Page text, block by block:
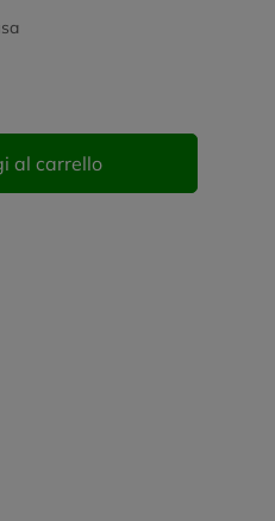
al carrello